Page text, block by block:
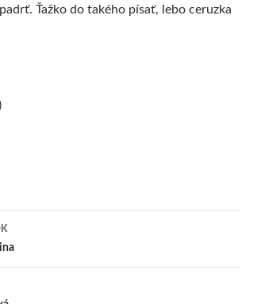
Ťažko do takého písať, lebo ceruzka